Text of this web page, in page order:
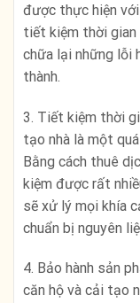
được thực hiện
tiết kiệm thời
chữa lại những lỗi
thành.
3. Tiết kiệm thời
tạo nhà là một
Bằng cách thuê
kiệm được rất
sẽ xử lý mọi khía
chuẩn bị nguyên
4. Bảo hành sản
căn hộ và cải tạo